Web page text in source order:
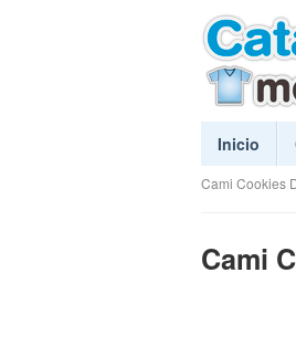
Inicio
Cami Cookies
Cami